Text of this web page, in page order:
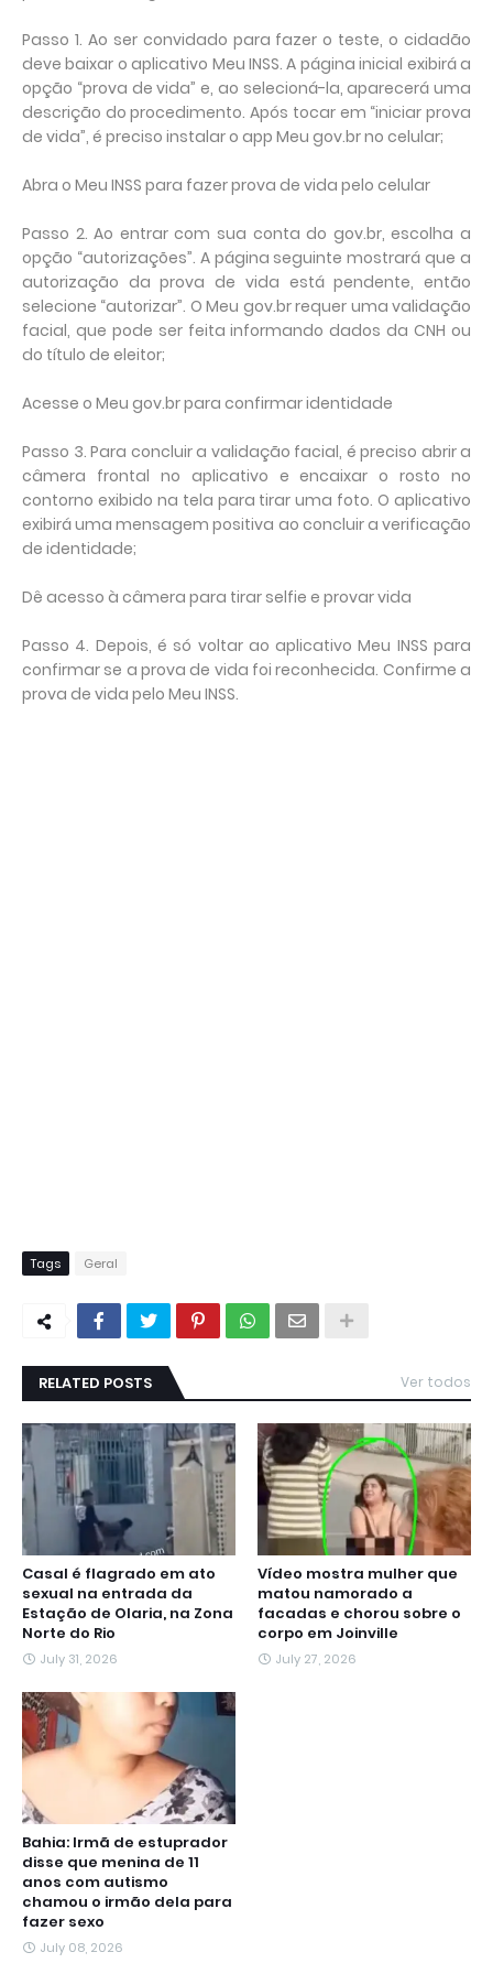
Passo 1. Ao ser convidado para fazer o teste, o cidadão
deve baixar o aplicativo Meu INSS. A página inicial exibirá a
opção “prova de vida” e, ao selecioná-la, aparecerá uma
descrição do procedimento. Após tocar em “iniciar prova
de vida”, é preciso instalar o app Meu gov.br no celular;
Abra o Meu INSS para fazer prova de vida pelo celular
Passo 2. Ao entrar com sua conta do gov.br, escolha a
opção “autorizações”. A página seguinte mostrará que a
autorização da prova de vida está pendente, então
selecione “autorizar”. O Meu gov.br requer uma validação
facial, que pode ser feita informando dados da CNH ou
do título de eleitor;
Acesse o Meu gov.br para confirmar identidade
Passo 3. Para concluir a validação facial, é preciso abrir a
câmera frontal no aplicativo e encaixar o rosto no
contorno exibido na tela para tirar uma foto. O aplicativo
exibirá uma mensagem positiva ao concluir a verificação
de identidade;
Dê acesso à câmera para tirar selfie e provar vida
Passo 4. Depois, é só voltar ao aplicativo Meu INSS para
confirmar se a prova de vida foi reconhecida. Confirme a
prova de vida pelo Meu INSS.
Tags Geral
RELATED POSTS Ver todos
Casal é flagrado em ato
sexual na entrada da
Estação de Olaria, na Zona
Norte do Rio
July 31, 2026
Vídeo mostra mulher que
matou namorado a
facadas e chorou sobre o
corpo em Joinville
July 27, 2026
Bahia: Irmã de estuprador
disse que menina de 11
anos com autismo
chamou o irmão dela para
fazer sexo
July 08, 2026